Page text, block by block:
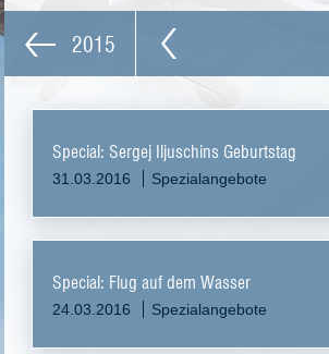
2015
Special: Sergej Iljuschins Geburtstag
31.03.2016 Spezialangebote
Special: Flug auf dem Wasser
24.03.2016 Spezialangebote